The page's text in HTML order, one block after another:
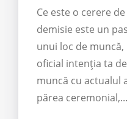
Ce este o cerere
demisie este un
unui loc de
oficial intenția ta
muncă cu actualul
părea ceremonial,...